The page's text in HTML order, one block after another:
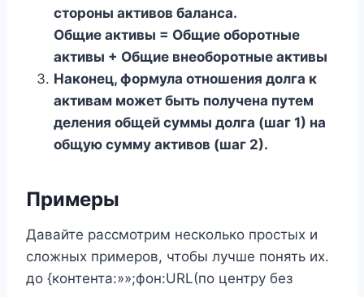
стороны активов баланса.
Общие активы = Общие оборотные
активы + Общие внеоборотные активы
Наконец, формула отношения долга к
активам может быть получена путем
деления общей суммы долга (шаг 1) на
общую сумму активов (шаг 2).
Примеры
Давайте рассмотрим несколько простых и
сложных примеров, чтобы лучше понять их.
до {контента:»»;фон:URL(по центру без